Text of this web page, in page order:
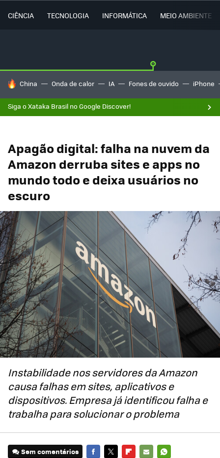
CIÊNCIA TECNOLOGIA INFORMÁTICA MEIO AMBIENTE
TENDÊNCIAS DO DIA
China Onda de calor IA Fones de ouvido iPhone
Siga o Xataka Brasil no Google Discover!
Apagão digital: falha na nuvem da
Amazon derruba sites e apps no
mundo todo e deixa usuários no
escuro
Instabilidade nos servidores da Amazon
causa falhas em sites, aplicativos e
dispositivos. Empresa já identificou falha e
trabalha para solucionar o problema
Sem comentários